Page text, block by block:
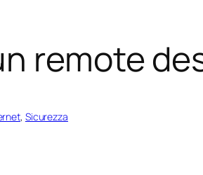
remote
, Sicurezza